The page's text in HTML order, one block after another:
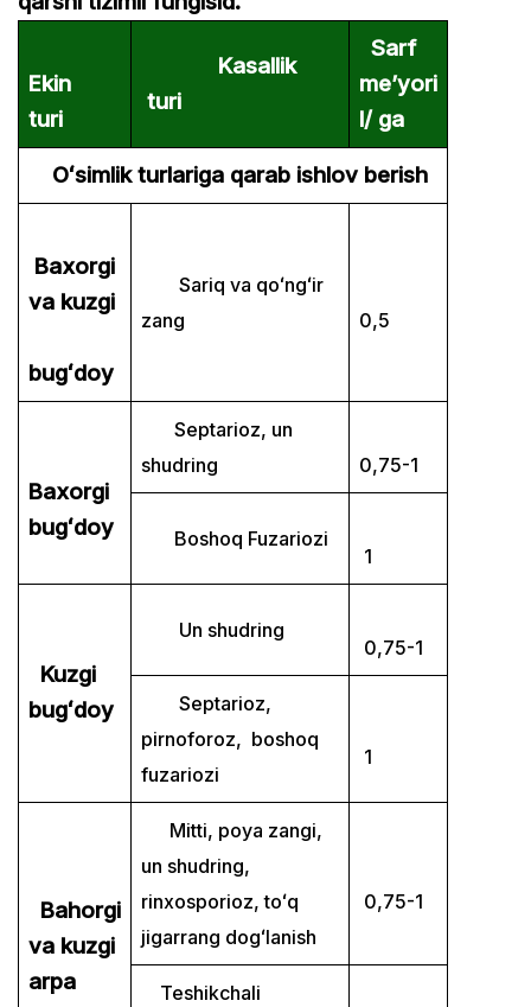
Ekin
turi
Kasallik
turi
Sarf
me’yori
l/ ga
Oʻsimlik turlariga qarab ishlov berish
Baxorgi
va kuzgi
bugʻdoy
Sariq va qoʻngʻir
zang
0,5
Baxorgi
bugʻdoy
Septarioz, un
shudring
0,75-1
Boshoq Fuzariozi
1
Kuzgi
bugʻdoy
Un shudring
0,75-1
Septarioz,
pirnoforoz, boshoq
fuzariozi
1
Bahorgi
va kuzgi
arpa
Mitti, poya zangi,
un shudring,
rinxosporioz, toʻq
jigarrang dogʻlanish
0,75-1
Teshikchali